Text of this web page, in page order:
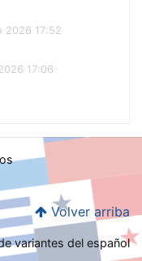
2026 17:52
17:06
Volver arriba
variantes del español